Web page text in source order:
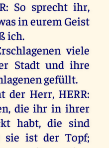
: So sprecht ihr,
ineurem Geist
ich.
viele
Stadt und ihre
gefüllt.
der Herr, HERR:
, die ihr in ihrer
habt,die sind
sie ist der Topf;